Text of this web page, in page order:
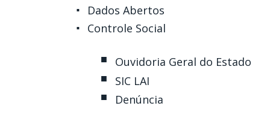
Dados Abertos
Controle Social
Ouvidoria Geral do Estado
SIC LAI
Denúncia